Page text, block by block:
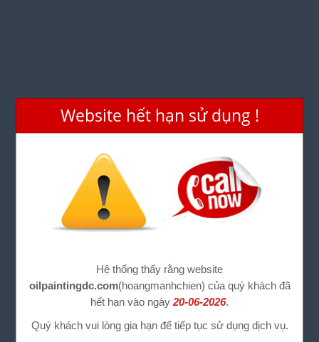
Website hết hạn sử dụng !
Hệ thống thấy rằng website
oilpaintingdc.com(hoangmanhchien) của quý khách đã
hết hạn vào ngày20-06-2026.
Quý khách vui lòng gia hạn để tiếp tục sử dụng dịch vụ.